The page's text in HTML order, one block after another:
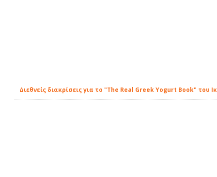
Διεθνείς διακρίσεις για το "Τhe Real Greek Yogurt Book" του